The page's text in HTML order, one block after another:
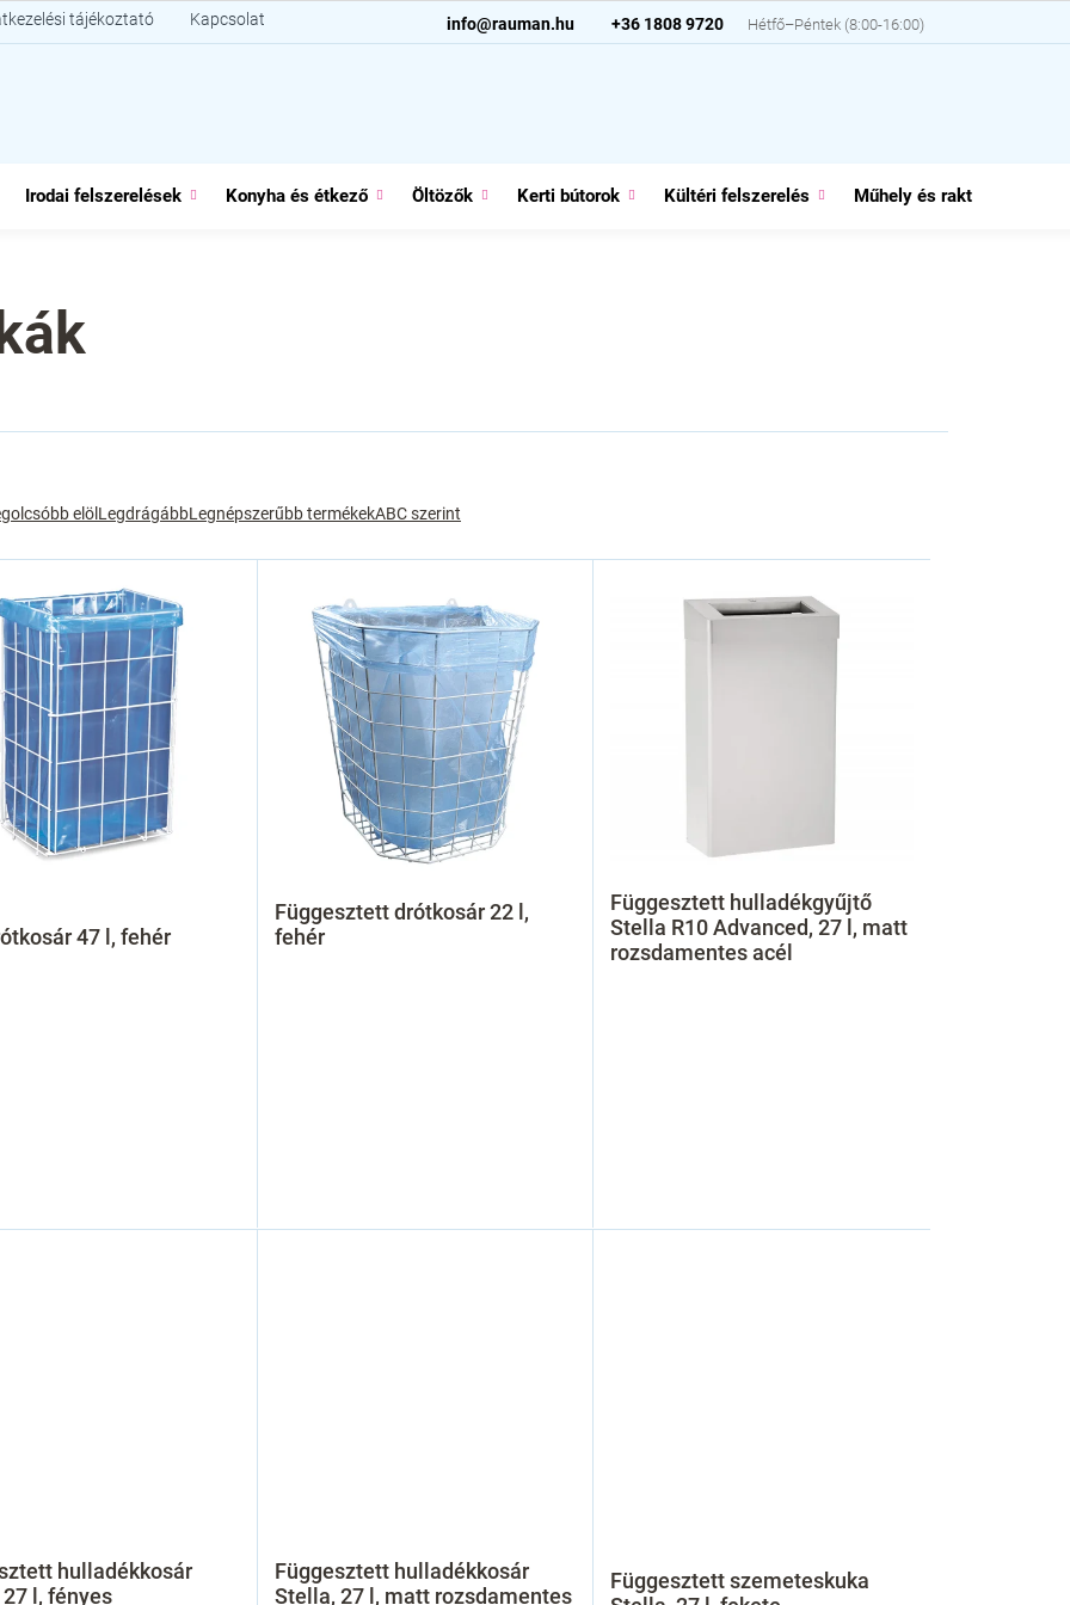
+36 1808 9720
info@rauman.hu
tájékoztató Kapcsolat
Irodai felszerelések Konyha és étkező Öltözők Kerti bútorok Kültéri felszerelés Műhely és raktár
elöl LegdrágábbLegnépszerűbb termékekABC szerint
47 l, fehér
Függesztett drótkosár 22 l,
fehér
Függesztett hulladékgyűjtő
Stella R10 Advanced, 27 l, matt
rozsdamentes acél
hulladékkosár
l, fényes
Függesztett hulladékkosár
Stella, 27 l, matt rozsdamentes
Függesztett szemeteskuka